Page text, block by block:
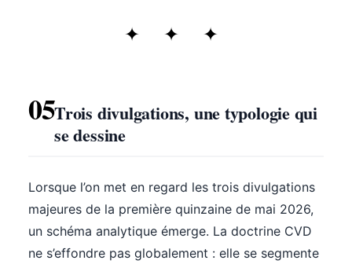
05Trois divulgations, une typologie qui
se dessine
Lorsque l’on met en regard les trois divulgations
majeures de la première quinzaine de mai 2026,
un schéma analytique émerge. La doctrine CVD
ne s’effondre pas globalement : elle se segmente